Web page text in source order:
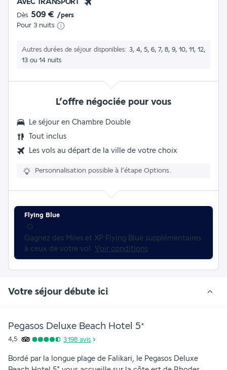
AVEC TRANSPORT
Dès 509 € /pers
Pour 3 nuits
Autres durées de séjour disponibles
3, 4, 5, 6, 7, 8, 9, 10, 11, 12,
13 ou 14 nuits
L’offre négociée pour vous
Le séjour en Chambre Double
Tout inclus
Les vols au départ de la ville de votre choix
Personnalisation possible à l’étape Options.
Flying Blue
Gagnez des Miles et XP Flying Blue supplémentaires
à ceux de votre vol. Voir conditions
Votre séjour débute ici
Pegasos Deluxe Beach Hotel 5*
4,5 3 198 avis
Bordé par la longue plage de Falikari, le Pegasos Deluxe